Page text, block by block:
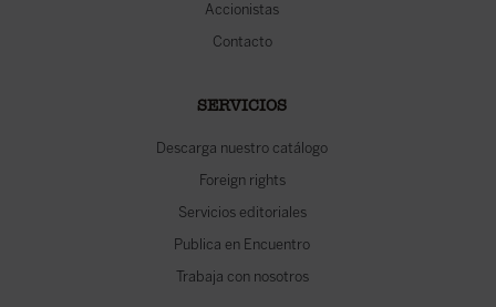
Accionistas
Contacto
SERVICIOS
Descarga nuestro catálogo
Foreign rights
Servicios editoriales
Publica en Encuentro
Trabaja con nosotros